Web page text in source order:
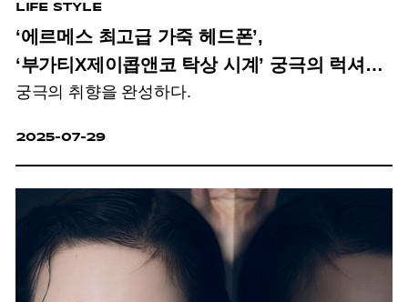
LIFE STYLE
‘에르메스 최고급 가죽 헤드폰’,
‘부가티X제이콥앤코 탁상 시계’ 궁극의 럭셔리
라이프 아이템?
궁극의 취향을 완성하다.
2025-07-29